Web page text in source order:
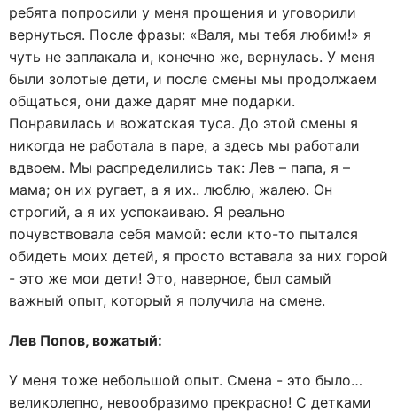
ребята попросили у меня прощения и уговорили
вернуться. После фразы: «Валя, мы тебя любим!» я
чуть не заплакала и, конечно же, вернулась. У меня
были золотые дети, и после смены мы продолжаем
общаться, они даже дарят мне подарки.
Понравилась и вожатская туса. До этой смены я
никогда не работала в паре, а здесь мы работали
вдвоем. Мы распределились так: Лев – папа, я –
мама; он их ругает, а я их.. люблю, жалею. Он
строгий, а я их успокаиваю. Я реально
почувствовала себя мамой: если кто-то пытался
обидеть моих детей, я просто вставала за них горой
- это же мои дети! Это, наверное, был самый
важный опыт, который я получила на смене.
Лев Попов, вожатый:
У меня тоже небольшой опыт. Смена - это было…
великолепно, невообразимо прекрасно! С детками